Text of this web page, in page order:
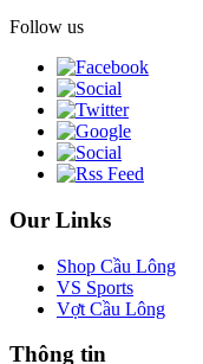
Follow us
Our Links
Shop Cầu Lông
VS Sports
Vợt Cầu Lông
Thông tin